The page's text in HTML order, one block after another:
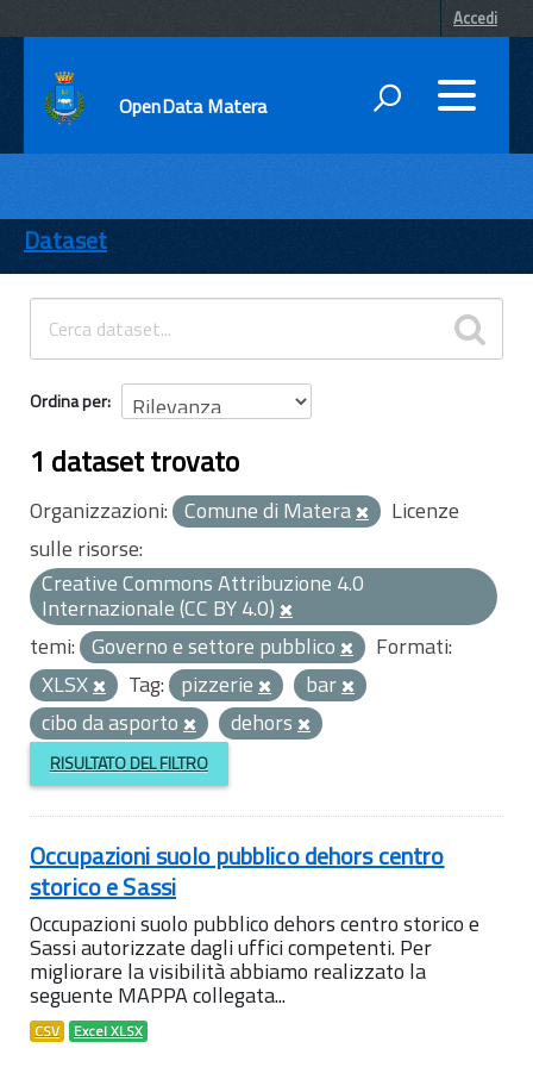
Accedi
OpenData Matera
ENTI
TEMI
INFORMAZIONI
Dataset
Ordina per
1 dataset trovato
Organizzazioni: Comune di Matera
Licenze
sulle risorse:
Creative Commons Attribuzione 4.0
Internazionale (CC BY 4.0)
temi: Governo e settore pubblico
Formati:
XLSX
Tag: pizzerie
bar
cibo da asporto
dehors
RISULTATO DEL FILTRO
Occupazioni suolo pubblico dehors centro
storico e Sassi
Occupazioni suolo pubblico dehors centro storico e
Sassi autorizzate dagli uffici competenti. Per
migliorare la visibilità abbiamo realizzato la
seguente MAPPA collegata...
CSV Excel XLSX